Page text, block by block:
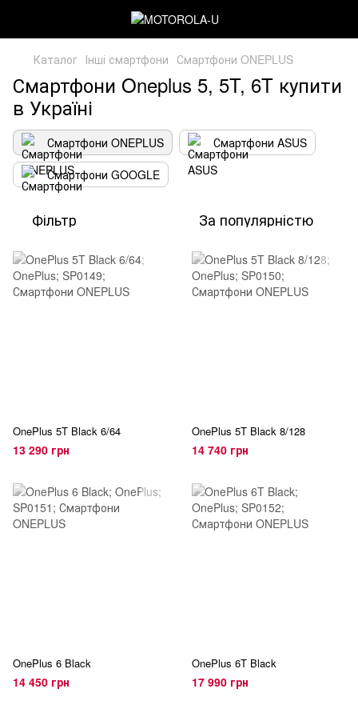
Каталог Інші смартфони Смартфони ONEPLUS
Смартфони Oneplus 5, 5T, 6T купити
в Україні
Смартфони ONEPLUS
Смартфони ASUS
Смартфони GOOGLE
Фільтр За популярністю
OnePlus 5T Black 6/64
13 290 грн
OnePlus 5T Black 8/128
14 740 грн
OnePlus 6 Black
14 450 грн
OnePlus 6T Black
17 990 грн